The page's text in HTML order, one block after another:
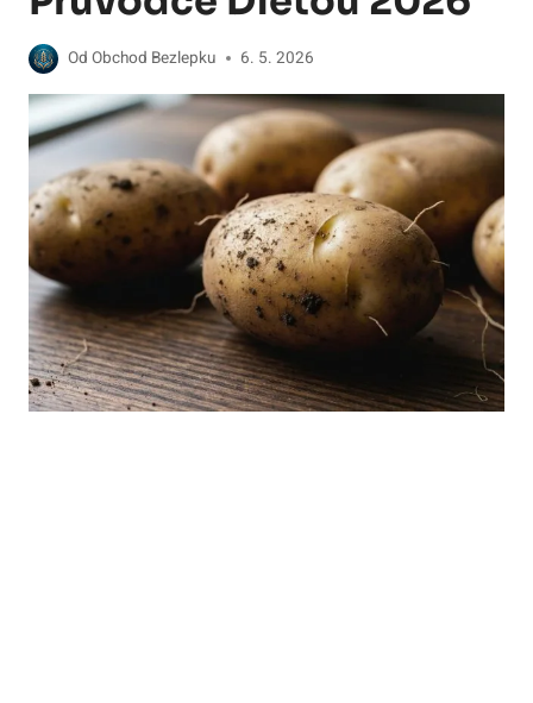
Od Obchod Bezlepku 6. 5. 2026